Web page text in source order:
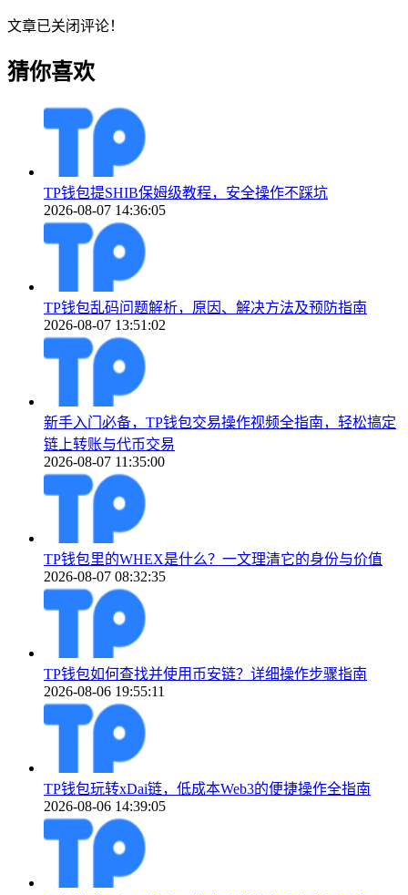
文章已关闭评论！
猜你喜欢
TP钱包提SHIB保姆级教程，安全操作不踩坑
2026-08-07 14:36:05
TP钱包乱码问题解析，原因、解决方法及预防指南
2026-08-07 13:51:02
新手入门必备，TP钱包交易操作视频全指南，轻松搞定
链上转账与代币交易
2026-08-07 11:35:00
TP钱包里的WHEX是什么？一文理清它的身份与价值
2026-08-07 08:32:35
TP钱包如何查找并使用币安链？详细操作步骤指南
2026-08-06 19:55:11
TP钱包玩转xDai链，低成本Web3的便捷操作全指南
2026-08-06 14:39:05